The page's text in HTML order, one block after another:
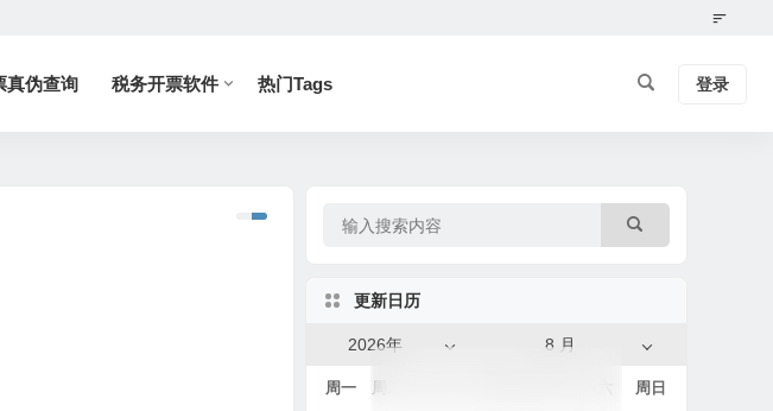
真伪查询 税务开票软件 热门Tags 登录
更新日历
8 月
2026年
周一 周二 周日